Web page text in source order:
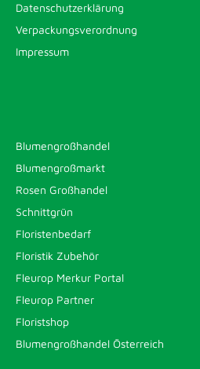
Datenschutzerklärung
Verpackungsverordnung
Impressum
Blumengroßhandel
Blumengroßmarkt
Rosen Großhandel
Schnittgrün
Floristenbedarf
Floristik Zubehör
Fleurop Merkur Portal
Fleurop Partner
Floristshop
Blumengroßhandel Österreich